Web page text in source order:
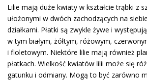
Lilie mają duże kwiaty w kształcie trąbki z
ułożonymi w dwóch zachodzących na
działkami. Płatki są zwykle żywe i
w tym białym, żółtym, różowym,
i fioletowym. Niektóre lilie mają również
płatkach. Wielkość kwiatów lilii może się
gatunku i odmiany. Mogą to być zarówno